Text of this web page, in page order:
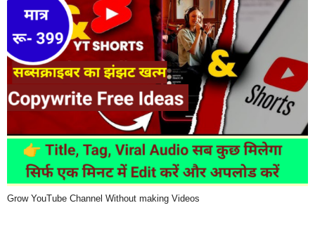
Grow YouTube Channel Without making Videos